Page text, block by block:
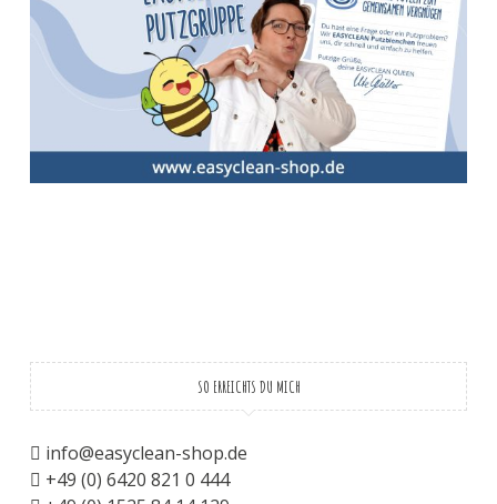
SO ERREICHTS DU MICH
info@easyclean-shop.de
+49 (0) 6420 821 0 444